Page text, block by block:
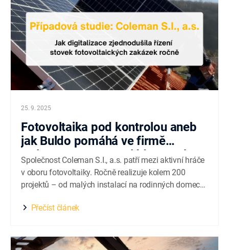
25. 9. 2025
Fotovoltaika pod kontrolou aneb
jak Buldo pomáhá ve firmě
Coleman S.I., a.s. zvládat stovky
projektů ročně
Společnost Coleman S.I., a.s. patří mezi aktivní hráče
v oboru fotovoltaiky. Ročně realizuje kolem 200
projektů – od malých instalací na rodinných domech
zvládá projekty od prvotní obhlídky až po finální
Přečíst článek